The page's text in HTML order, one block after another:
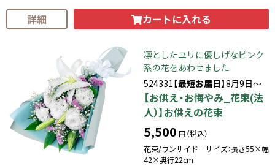
詳細 カートに入れる
凛としたユリに優しげなピンク
系の花をあわせました
524331【最短お届日】8月9日～
【お供え・お悔やみ_花束(法
人）】お供えの花束
5,500 円（税込）
花束/ワンサイド サイズ：長さ55×幅
42×奥行22cm